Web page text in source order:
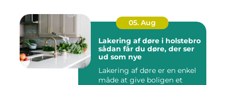
05. Aug
Lakering af døre i holstebro
sådan får du døre, der ser
ud som nye
Lakering af døre er en enkel
måde at give boligen et